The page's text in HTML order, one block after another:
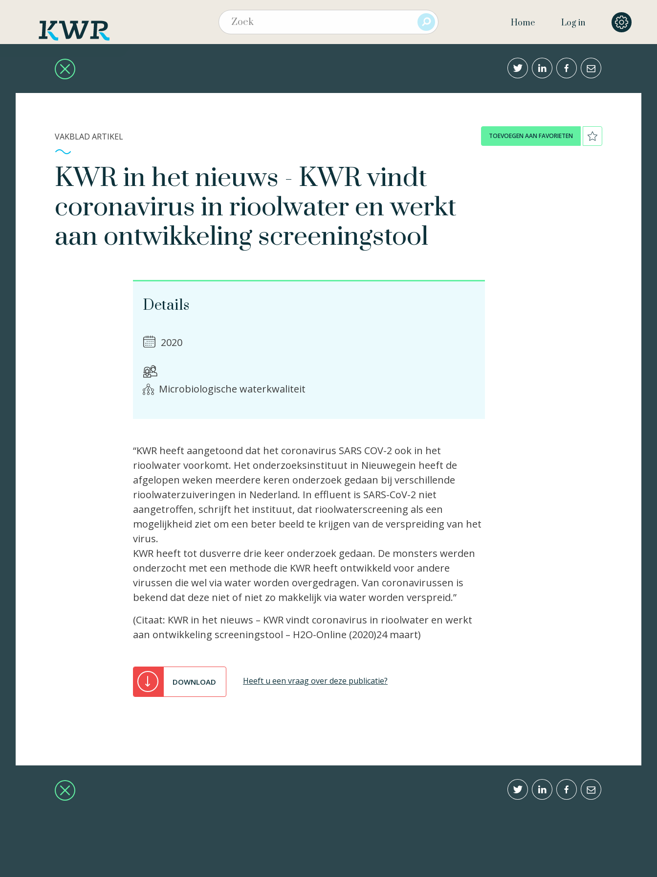
Home Log in
VAKBLAD ARTIKEL TOEVOEGEN AAN FAVORIETEN
KWR in het nieuws - KWR vindt
coronavirus in rioolwater en werkt
aan ontwikkeling screeningstool
Details
2020
Microbiologische waterkwaliteit
“KWR heeft aangetoond dat het coronavirus SARS COV-2 ook in het
rioolwater voorkomt. Het onderzoeksinstituut in Nieuwegein heeft de
afgelopen weken meerdere keren onderzoek gedaan bij verschillende
rioolwaterzuiveringen in Nederland. In effluent is SARS-CoV-2 niet
aangetroffen, schrijft het instituut, dat rioolwaterscreening als een
mogelijkheid ziet om een beter beeld te krijgen van de verspreiding van het
virus.
KWR heeft tot dusverre drie keer onderzoek gedaan. De monsters werden
onderzocht met een methode die KWR heeft ontwikkeld voor andere
virussen die wel via water worden overgedragen. Van coronavirussen is
bekend dat deze niet of niet zo makkelijk via water worden verspreid.”
(Citaat: KWR in het nieuws – KWR vindt coronavirus in rioolwater en werkt
aan ontwikkeling screeningstool – H2O-Online (2020)24 maart)
DOWNLOAD Heeft u een vraag over deze publicatie?